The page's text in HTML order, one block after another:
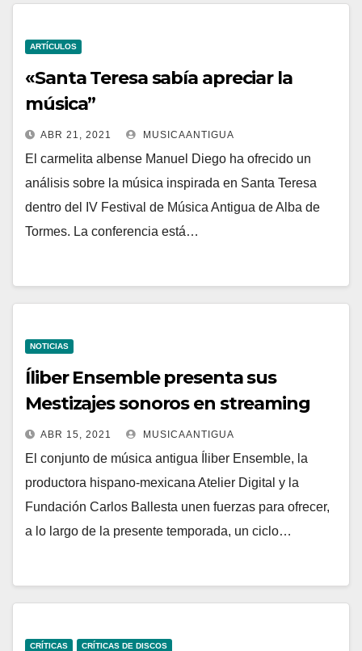
ARTÍCULOS
«Santa Teresa sabía apreciar la
música”
ABR 21, 2021 MUSICAANTIGUA
El carmelita albense Manuel Diego ha ofrecido un
análisis sobre la música inspirada en Santa Teresa
dentro del IV Festival de Música Antigua de Alba de
Tormes. La conferencia está…
NOTICIAS
Íliber Ensemble presenta sus
Mestizajes sonoros en streaming
ABR 15, 2021 MUSICAANTIGUA
El conjunto de música antigua Íliber Ensemble, la
productora hispano-mexicana Atelier Digital y la
Fundación Carlos Ballesta unen fuerzas para ofrecer,
a lo largo de la presente temporada, un ciclo…
CRÍTICAS CRÍTICAS DE DISCOS